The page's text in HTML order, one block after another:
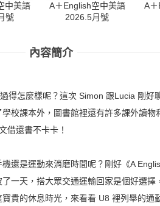
中美語
號
A＋English空中美語
2026.5月號
A＋
內容簡介
得怎麼樣呢？這次 Simon 跟Lucia 剛好
校課本外，圖書館裡還有許多課外讀物
借還書不卡卡！
還是運動來消磨時間呢？剛好《A
一天，搭大眾交通運輸回家是個好選擇
貴的休息時光，來看看 U8 裡列舉的通